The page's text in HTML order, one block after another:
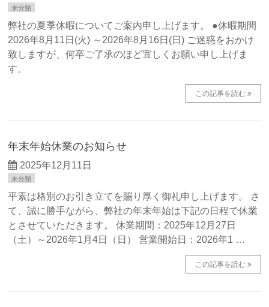
未分類
弊社の夏季休暇についてご案内申し上げます。 ●休暇期間
2026年8月11日(火) ～2026年8月16日(日) ご迷惑をおかけ
致しますが、何卒ご了承のほど宜しくお願い申し上げま
す。
この記事を読む
年末年始休業のお知らせ
2025年12月11日
未分類
平素は格別のお引き立てを賜り厚く御礼申し上げます。 さ
て、誠に勝手ながら、弊社の年末年始は下記の日程で休業
とさせていただきます。 休業期間：2025年12月27日
（土）～2026年1月4日（日） 営業開始日：2026年1 …
この記事を読む